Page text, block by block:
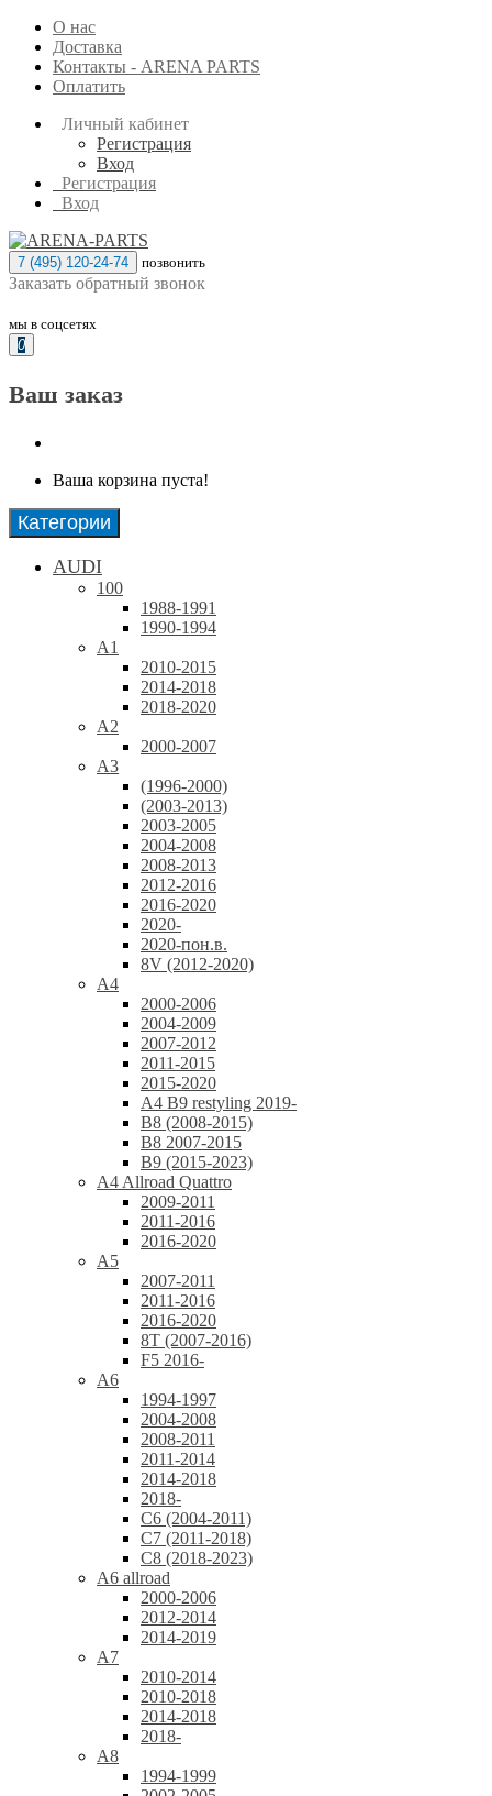
О нас
Доставка
Контакты - ARENA PARTS
Оплатить
Личный кабинет
Регистрация
Вход
Регистрация
Вход
7 (495) 120-24-74 позвонить
Заказать обратный звонок
мы в соцсетях
0
Ваш заказ
Ваша корзина пуста!
Категории
AUDI
100
1988-1991
1990-1994
A1
2010-2015
2014-2018
2018-2020
A2
2000-2007
A3
(1996-2000)
(2003-2013)
2003-2005
2004-2008
2008-2013
2012-2016
2016-2020
2020-
2020-пон.в.
8V (2012-2020)
A4
2000-2006
2004-2009
2007-2012
2011-2015
2015-2020
A4 B9 restyling 2019-
B8 (2008-2015)
B8 2007-2015
B9 (2015-2023)
A4 Allroad Quattro
2009-2011
2011-2016
2016-2020
A5
2007-2011
2011-2016
2016-2020
8T (2007-2016)
F5 2016-
A6
1994-1997
2004-2008
2008-2011
2011-2014
2014-2018
2018-
C6 (2004-2011)
C7 (2011-2018)
C8 (2018-2023)
A6 allroad
2000-2006
2012-2014
2014-2019
A7
2010-2014
2010-2018
2014-2018
2018-
A8
1994-1999